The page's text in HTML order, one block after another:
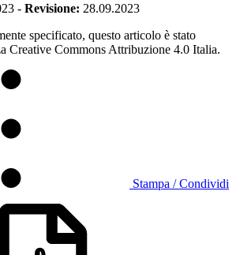
- Revisione: 28.09.2023
specificato, questo articolo è stato
Creative Commons Attribuzione 4.0 Italia.
Stampa / Condividi